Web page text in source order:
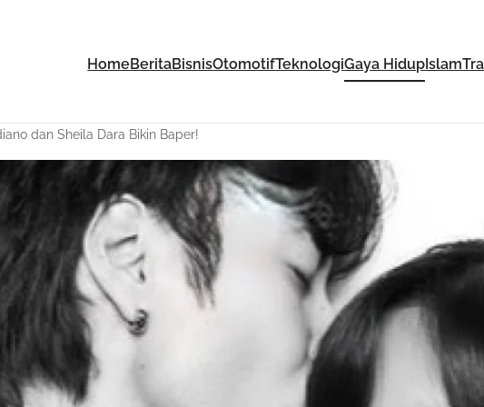
HomeBeritaBisnisOtomotifTeknologiGaya Hidup Islam
dan Sheila Dara Bikin Baper!